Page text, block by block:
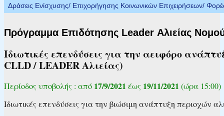
Δράσεις Ενίσχυσης/ Επιχορήγησης Κοινωνικών Επιχειρήσεων/
Πρόγραμμα Επιδότησης Leader Αλιείας
Ιδιωτικές επενδύσεις για την αειφόρο
CLLD / LEADER Αλιείας)
Περίοδος υποβολής : από 17/9/2021 έως 19/11/2021 (ώρα 15:00)
Ιδιωτικές επενδύσεις για την βιώσιμη ανάπτυξη περιοχών